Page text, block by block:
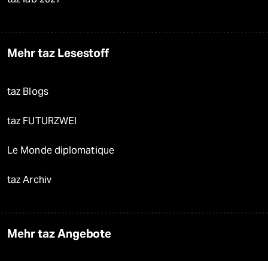
Mehr taz Lesestoff
taz Blogs
taz FUTURZWEI
Le Monde diplomatique
taz Archiv
Mehr taz Angebote